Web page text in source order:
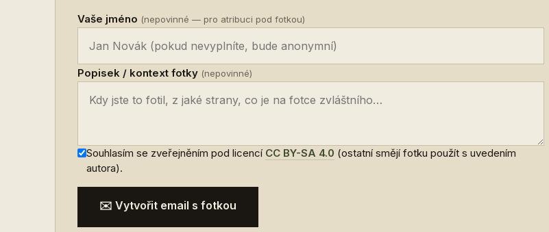
Vaše jméno (nepovinné — pro atribuci pod fotkou)
Popisek / kontext fotky (nepovinné)
Souhlasím se zveřejněním pod licencí CC BY-SA 4.0 (ostatní smějí fotku použít s uvedením
autora).
✉️ Vytvořit email s fotkou